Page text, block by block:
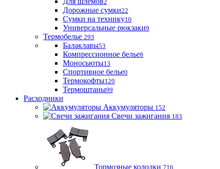
2
Дорожные сумки22
Сумки на технику10
Универсальные рюкзаки9
Термобелье 293
Балаклавы53
Компрессионное белье8
Моносьюты13
Спортивное белье0
Термокофты120
Термоштаны99
Расходники
Аккумуляторы 152
Свечи зажигания 183
Тормозные колодки 716